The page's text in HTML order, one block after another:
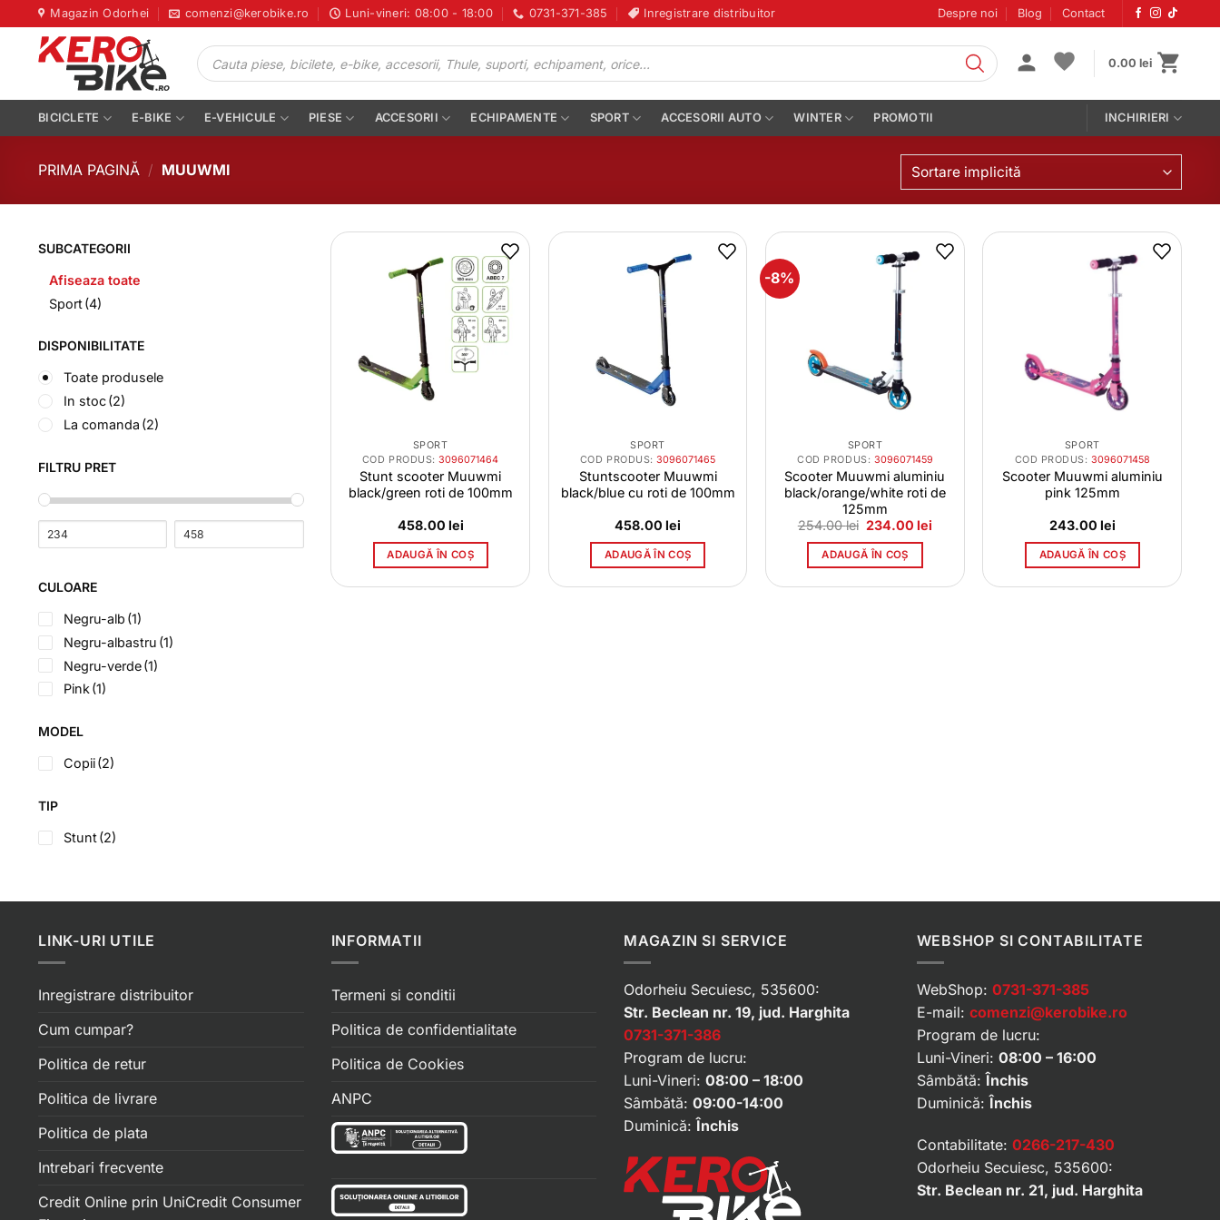
to
content
Magazin Odorhei comenzi@kerobike.ro Luni-vineri: 08:00 - 18:00 0731-371-385 Inregistrare distribuitor Despre noi Blog Contact
Products
search
0.00 lei
BICICLETE E-BIKE E-VEHICULE PIESE ACCESORII ECHIPAMENTE SPORT ACCESORII AUTO WINTER PROMOTII INCHIRIERI
PRIMA PAGINĂ / MUUWMI Sortare implicită
SUBCATEGORII
Afiseaza toate
Sport(4)
DISPONIBILITATE
Toate produsele
In stoc(2)
La comanda (2)
FILTRU PRET
CULOARE
Negru-alb (1)
Negru-albastru (1)
Negru-verde(1)
Pink(1)
MODEL
Copii(2)
TIP
Stunt(2)
SPORT
COD PRODUS:3096071464
Stunt scooter Muuwmi
black/green roti de 100mm
458.00 lei
ADAUGĂ ÎN COȘ
SPORT
COD PRODUS:3096071465
Stuntscooter Muuwmi
black/blue cu roti de 100mm
458.00lei
ADAUGĂ ÎN COȘ
-8%
SPORT
COD PRODUS: 3096071459
Scooter Muuwmi aluminiu
black/orange/white roti de
125mm
254.00lei Prețul
a
fost:
234.00lei
ADAUGĂ ÎN COȘ
SPORT
COD PRODUS:3096071458
Scooter Muuwmi aluminiu
pink 125mm
243.00 lei
ADAUGĂ ÎN COȘ
LINK-URI UTILE
Inregistrare distribuitor
Cum cumpar?
Politica de retur
Politica de livrare
Politica de plata
Intrebari frecvente
Credit Online prin UniCredit Consumer
INFORMATII
Termeni si conditii
Politica de confidentialitate
Politica de Cookies
ANPC
MAGAZIN SI SERVICE
Odorheiu Secuiesc, 535600:
Str. Beclean nr. 19, jud. Harghita
0731-371-386
Program de lucru:
Luni-Vineri: 08:00 – 18:00
Sâmbătă: 09:00-14:00
Duminică: Închis
WEBSHOP SI CONTABILITATE
WebShop: 0731-371-385
E-mail: comenzi@kerobike.ro
Program de lucru:
Luni-Vineri: 08:00 – 16:00
Sâmbătă: Închis
Duminică: Închis
Contabilitate: 0266-217-430
Odorheiu Secuiesc, 535600:
Str. Beclean nr. 21, jud. Harghita